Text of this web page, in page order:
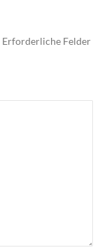
Erforderliche Felder